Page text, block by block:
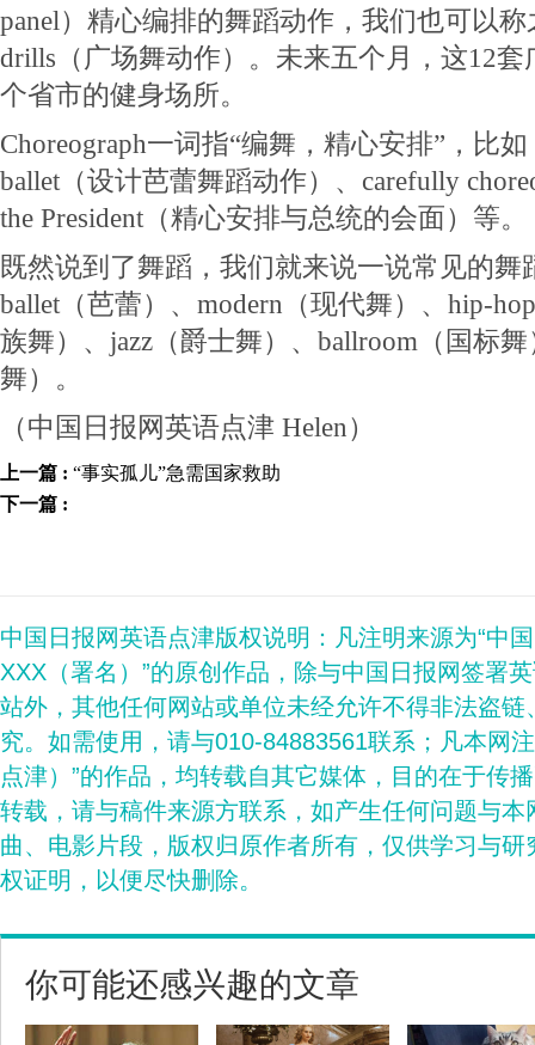
panel）精心编排的舞蹈动作，我们也可以称
drills（广场舞动作）。未来五个月，这12
个省市的健身场所。
Choreograph一词指“编舞，精心安排”，比如
ballet（设计芭蕾舞蹈动作）、carefully
the President（精心安排与总统的会面）等。
既然说到了舞蹈，我们就来说一说常见的舞
ballet（芭蕾）、modern（现代舞）、hip-
族舞）、jazz（爵士舞）、ballroom（国标
舞）。
（中国日报网英语点津 Helen）
上一篇 : “事实孤儿”急需国家救助
下一篇 :
中国日报网英语点津版权说明：凡注明来源为“中
XXX（署名）”的原创作品，除与中国日报网签署
站外，其他任何网站或单位未经允许不得非法盗
究。如需使用，请与010-84883561联系；凡本网
点津）”的作品，均转载自其它媒体，目的在于传
转载，请与稿件来源方联系，如产生任何问题与
曲、电影片段，版权归原作者所有，仅供学习与
权证明，以便尽快删除。
你可能还感兴趣的文章